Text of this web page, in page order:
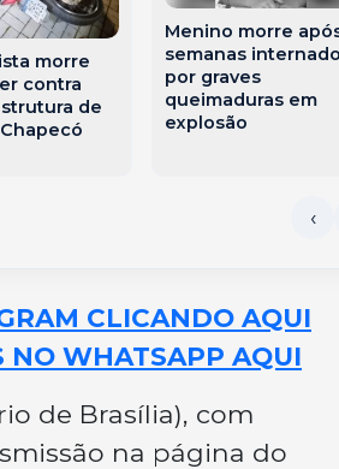
morre
contra
de
Menino morre
semanas internado
por graves
queimaduras em
explosão
CLICANDO AQUI
NO WHATSAPP AQUI
de Brasília), com
na página do